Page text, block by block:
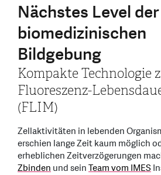
Nächstes Level der
biomedizinischen
Bildgebung
Kompakte Technologie
Fluoreszenz-
(FLIM)
Zellaktivitäten in lebenden
erschien lange Zeit kaum möglich
erheblichen Zeitverzögerungen
Zbinden und seinTeam vom IMES